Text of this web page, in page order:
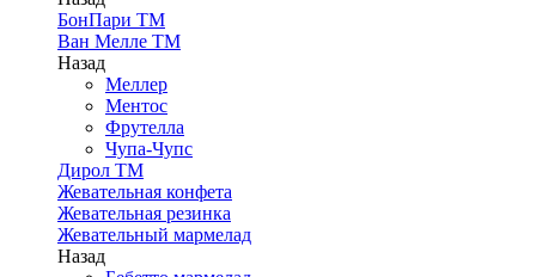
БонПари ТМ
Ван Мелле ТМ
Назад
Меллер
Ментос
Фрутелла
Чупа-Чупс
Дирол ТМ
Жевательная конфета
Жевательная резинка
Жевательный мармелад
Назад